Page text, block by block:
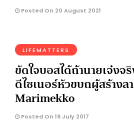
Posted On 20 August 2021
LIFEMATTERS
ขัดใจบอสได้ถ้านายเจ๋งจ
ดีไซเนอร์หัวขบถผู้สร้าง
Marimekko
Posted On 19 July 2017